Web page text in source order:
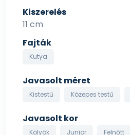
Kiszerelés
11 cm
Fajták
Kutya
Javasolt méret
Kistestű Közepes testű
Javasolt kor
Kölyök Junior Felnőtt